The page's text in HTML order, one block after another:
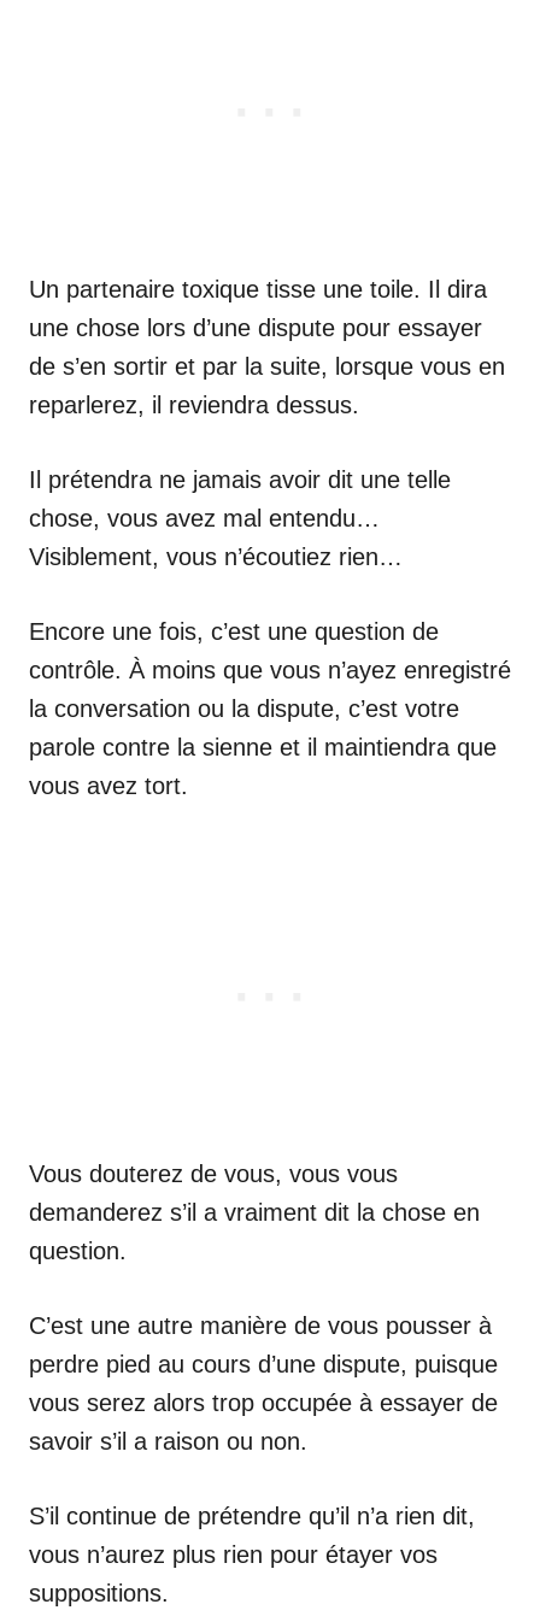
Un partenaire toxique tisse une toile. Il dira
une chose lors d’une dispute pour essayer
de s’en sortir et par la suite, lorsque vous en
reparlerez, il reviendra dessus.
Il prétendra ne jamais avoir dit une telle
chose, vous avez mal entendu…
Visiblement, vous n’écoutiez rien…
Encore une fois, c’est une question de
contrôle. À moins que vous n’ayez enregistré
la conversation ou la dispute, c’est votre
parole contre la sienne et il maintiendra que
vous avez tort.
Vous douterez de vous, vous vous
demanderez s’il a vraiment dit la chose en
question.
C’est une autre manière de vous pousser à
perdre pied au cours d’une dispute, puisque
vous serez alors trop occupée à essayer de
savoir s’il a raison ou non.
S’il continue de prétendre qu’il n’a rien dit,
vous n’aurez plus rien pour étayer vos
suppositions.